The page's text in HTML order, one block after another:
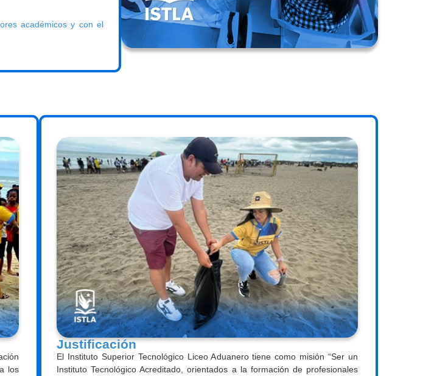
académicos y con el
los
Justificación
El Instituto Superior Tecnológico Liceo Aduanero tiene como misión “Ser un
Instituto Tecnológico Acreditado, orientados a la formación de profesionales